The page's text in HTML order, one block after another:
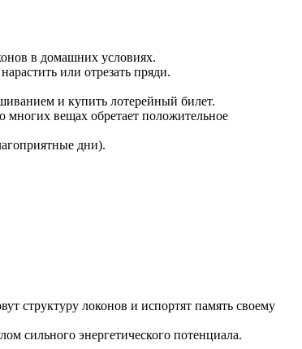
в домашних условиях.
или отрезать пряди.
и купить лотерейный билет.
вещах обретает положительное
дни).
структуру локонов и испортят память своему
сильного энергетического потенциала.